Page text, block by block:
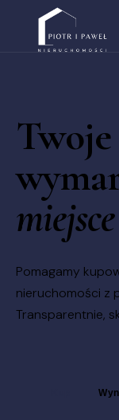
Twoje
Pomagamy
nieruchomości z
Transparentnie,